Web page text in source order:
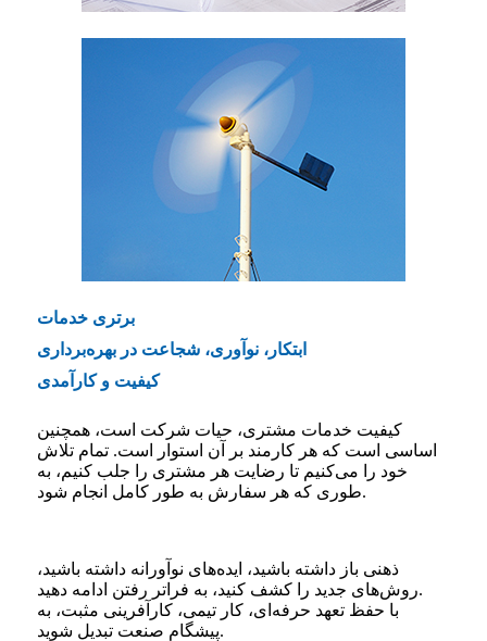
برتری خدمات
ابتکار، نوآوری، شجاعت در بهره‌برداری
کیفیت و کارآمدی
کیفیت خدمات مشتری، حیات شرکت است، همچنین
اساسی است که هر کارمند بر آن استوار است. تمام تلاش
خود را می‌کنیم تا رضایت هر مشتری را جلب کنیم، به
طوری که هر سفارش به طور کامل انجام شود.
ذهنی باز داشته باشید، ایده‌های نوآورانه داشته باشید،
روش‌های جدید را کشف کنید، به فراتر رفتن ادامه دهید.
با حفظ تعهد حرفه‌ای، کار تیمی، کارآفرینی مثبت، به
پیشگام صنعت تبدیل شوید.